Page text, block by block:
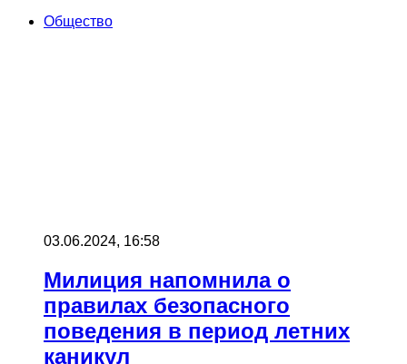
Общество
03.06.2024, 16:58
Милиция напомнила о
правилах безопасного
поведения в период летних
каникул